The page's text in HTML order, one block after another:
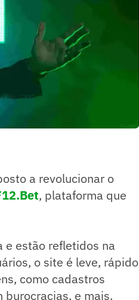
a revolucionar o
, plataforma que
e estão refletidos na
o site é leve, rápido
como cadastros
burocracias, e mais.